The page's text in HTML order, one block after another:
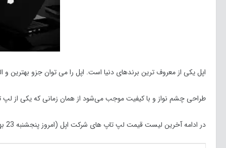
اپل یکی از معروف ترین برندهای دنیا است. اپل را می توان جزو بهترین و
طراحی چشم نواز و با کیفیت موجب می‌شود از همان زمانی که یکی از
در ادامه آخرین لیست قیمت لپ تاپ های شرکت اپل (امروز پنجشنبه 23 بهمن ماه 99) در بازار را مشاهده می کنید: